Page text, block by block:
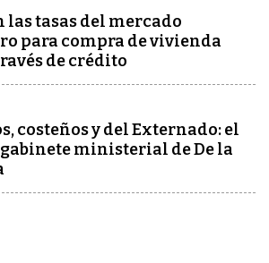
las tasas del mercado
para compra de vivienda
de crédito
costeños y del Externado: el
ministerial de De la